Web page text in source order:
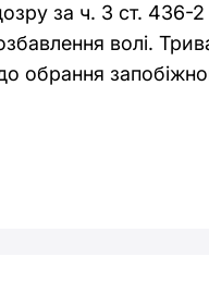
за ч. 3 ст. 436-
волі.
обрання